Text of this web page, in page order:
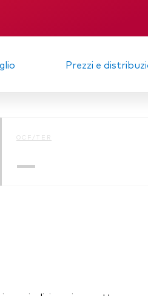
Prezzi e
OCF/TER
—